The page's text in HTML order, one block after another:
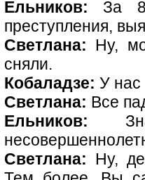
Ельников: За
преступления,
Светлана: Ну,
сняли.
Кобаладзе: У нас
Светлана: Все
Ельников:
Светлана: Ну,